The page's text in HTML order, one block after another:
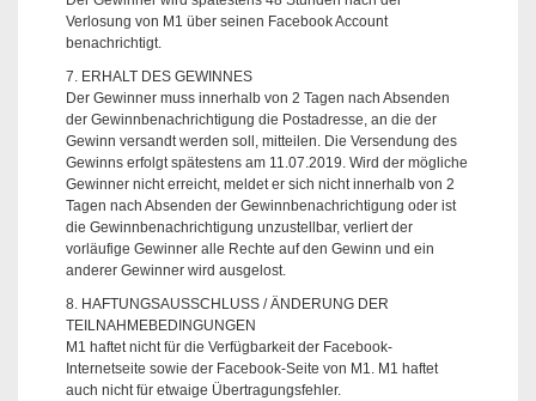
Verlosung von M1 über seinen Facebook Account
benachrichtigt.
7. ERHALT DES GEWINNES
Der Gewinner muss innerhalb von 2 Tagen nach Absenden
der Gewinnbenachrichtigung die Postadresse, an die der
Gewinn versandt werden soll, mitteilen. Die Versendung des
Gewinns erfolgt spätestens am 11.07.2019. Wird der mögliche
Gewinner nicht erreicht, meldet er sich nicht innerhalb von 2
Tagen nach Absenden der Gewinnbenachrichtigung oder ist
die Gewinnbenachrichtigung unzustellbar, verliert der
vorläufige Gewinner alle Rechte auf den Gewinn und ein
anderer Gewinner wird ausgelost.
8. HAFTUNGSAUSSCHLUSS / ÄNDERUNG DER
TEILNAHMEBEDINGUNGEN
M1 haftet nicht für die Verfügbarkeit der Facebook-
Internetseite sowie der Facebook-Seite von M1. M1 haftet
auch nicht für etwaige Übertragungsfehler.